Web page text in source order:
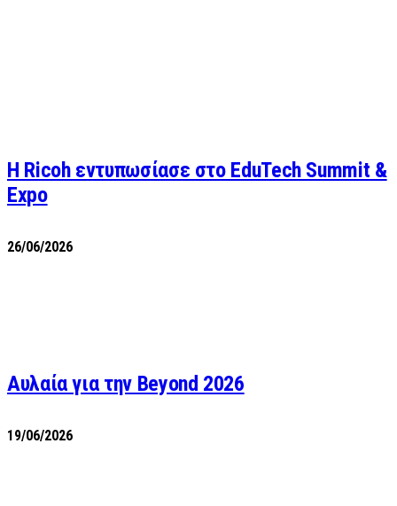
Η Ricoh εντυπωσίασε στο EduTech Summit &
Expo
26/06/2026
Αυλαία για την Beyond 2026
19/06/2026